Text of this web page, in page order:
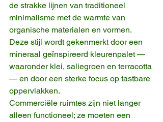
de strakke lijnen van traditioneel
minimalisme met de warmte van
organische materialen en vormen.
Deze stijl wordt gekenmerkt door een
mineraal geïnspireerd kleurenpalet —
waaronder klei, saliegroen en terracotta
— en door een sterke focus op tastbare
oppervlakken.
Commerciële ruimtes zijn niet langer
alleen functioneel; ze moeten een